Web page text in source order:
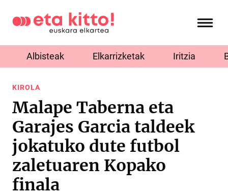
Albisteak Elkarrizketak Iritzia
KIROLA
Malape Taberna eta
Garajes Garcia taldeek
jokatuko dute futbol
zaletuaren Kopako
finala